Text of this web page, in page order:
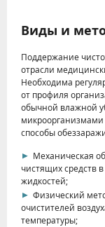
Виды и
Поддержание
отрасли
Необходима
от профиля
обычной влажной
способы
Механическая
чистящих средств
жидкостей;
Физический
очистителей
температуры;